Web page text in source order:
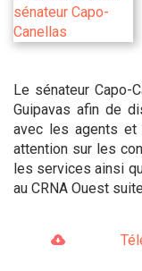
Le sénateur Capo-
Guipavas afin de
avec les agents et
attention sur les
les services ainsi
au CRNA Ouest